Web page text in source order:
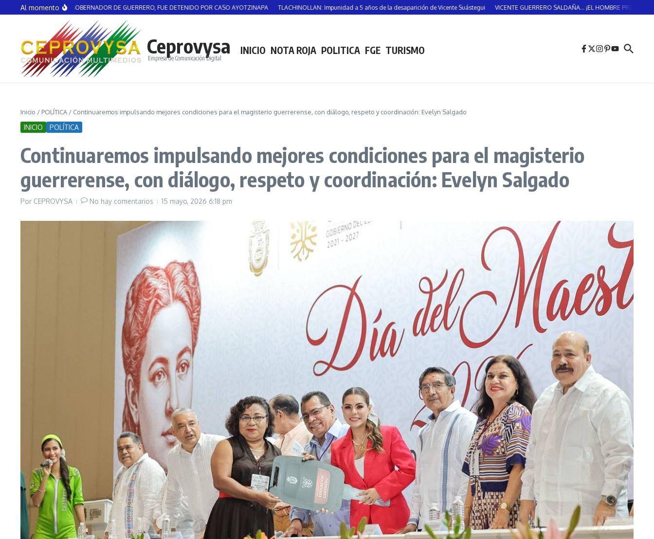
Saltar al contenido
Al momento
EX GOBERNADOR DE GUERRERO, FUE DETENIDO POR CASO AYOTZINAPA TLACHINOLLAN: Impunidad a 5 años de la desaparición de Vicente Suástegui VICENTE GUERRERO SALDAÑA… ¡EL HOMBRE PROVIDENCIAL!… (DOS
Ceprovysa
Empresa de Comunicación Digital
INICIO NOTA ROJA POLITICA FGE TURISMO
Inicio / POLÍTICA / Continuaremos impulsando mejores condiciones para el magisterio guerrerense, con diálogo, respeto y coordinación: Evelyn Salgado
INICIO POLÍTICA
Continuaremos impulsando mejores condiciones para el magisterio
guerrerense, con diálogo, respeto y coordinación: Evelyn Salgado
Por CEPROVYSA No hay comentarios 15 mayo, 2026 6:18 pm